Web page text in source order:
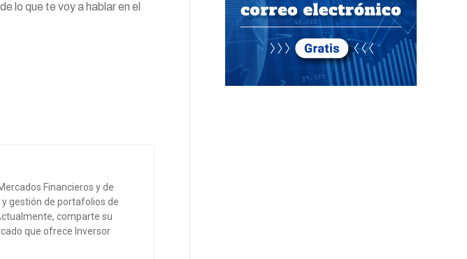
lo que te voy a hablar en el
Financieros y de
gestión de portafolios de
comparte su
que ofrece Inversor